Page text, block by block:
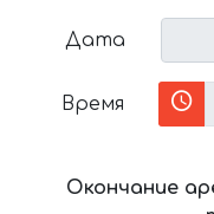
Дата
Время
Окончание